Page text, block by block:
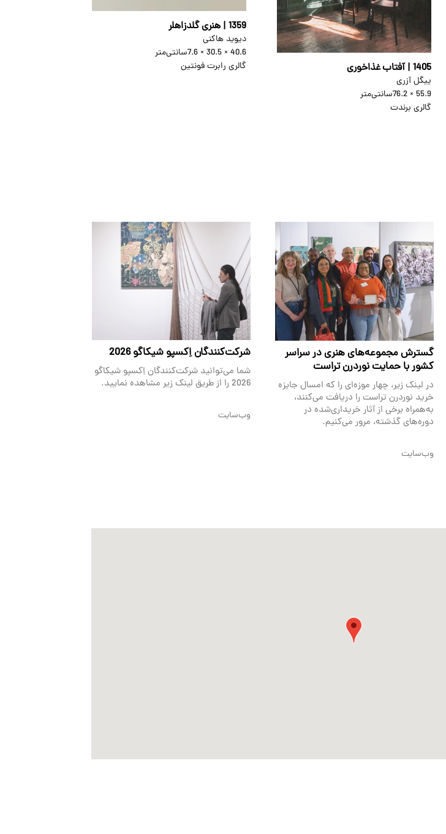
1405 | آفتاب غذاخوری
ییگل آزری
55.9 × 76.2
سانتی‌متر
گالری برندت
1359 | هنری گلدزاهلر
دیوید هاکنی
40.6 × 30.5 × 7.6
سانتی‌متر
گالری رابرت فونتین
گسترش مجموعه‌های هنری در سراسر
کشور با حمایت نوردرن تراست
در لینک زیر، چهار موزه‌ای را که امسال جایزه
خرید نوردرن تراست را دریافت می‌کنند،
به‌همراه برخی از آثار خریداری‌شده در
دوره‌های گذشته، مرور می‌کنیم.
وب‌سایت
شرکت‌کنندگان اِکسپو شیکاگو 2026
شما می‌توانید شرکت‌کنندگان اِکسپو شیکاگو
2026 را از طریق لینک زیر مشاهده نمایید.
وب‌سایت